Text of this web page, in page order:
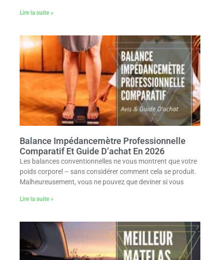
Lire la suite »
Balance Impédancemètre Professionnelle
Comparatif Et Guide D’achat En 2026
Les balances conventionnelles ne vous montrent que votre
poids corporel – sans considérer comment cela se produit.
Malheureusement, vous ne pouvez que deviner si vous
Lire la suite »